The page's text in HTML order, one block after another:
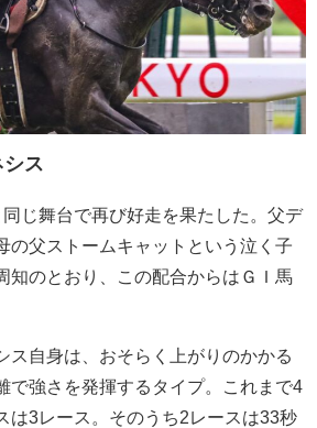
ス
じ舞台で再び好走を果たした。父デ
の父ストームキャットという泣く子
知のとおり、この配合からはＧＩ馬
ス自身は、おそらく上がりのかかる
で強さを発揮するタイプ。これまで4
は3レース。そのうち2レースは33秒